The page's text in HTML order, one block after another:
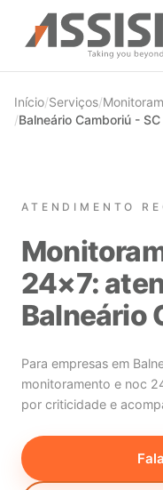
Ir direto para o conteúdo
Início/Serviços/
/Balneário Camboriú - SC
ATENDIMENTO
24×7:
Balneário
Para empresas em
monitoramento e noc
por criticidade e